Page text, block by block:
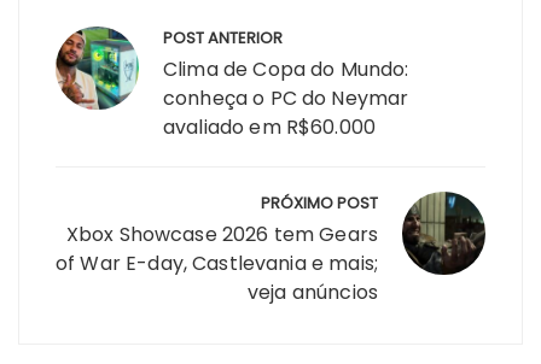
de
Post
POST ANTERIOR
Clima de Copa do Mundo:
conheça o PC do Neymar
avaliado em R$60.000
PRÓXIMO POST
Xbox Showcase 2026 tem Gears
of War E-day, Castlevania e mais;
veja anúncios